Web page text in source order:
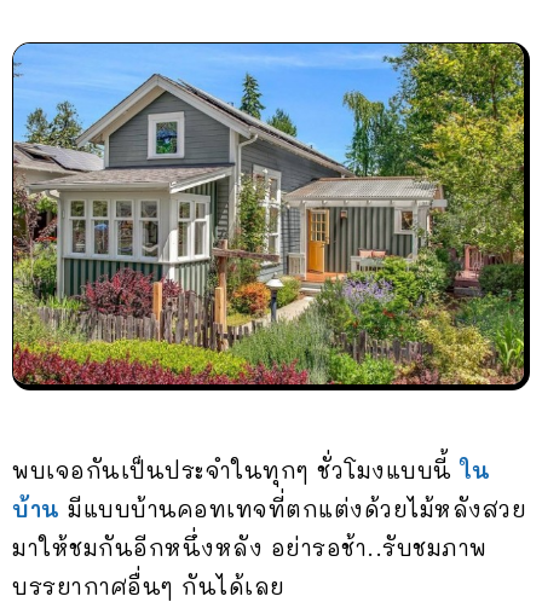
พบเจอกันเป็นประจำในทุกๆ ชั่วโมงแบบนี้ใน
บ้าน มีแบบบ้านคอทเทจที่ตกแต่งด้วยไม้หลังสวย
มาให้ชมกันอีกหนึ่งหลัง อย่ารอช้า..รับชมภาพ
บรรยากาศอื่นๆ กันได้เลย